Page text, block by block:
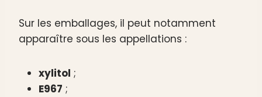
Sur les emballages, il peut notamment
apparaître sous les appellations :
xylitol ;
E967 ;